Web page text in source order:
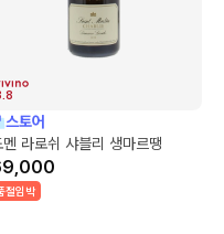
스토어
멘 라로쉬 샤블리 생마르땡
절임박